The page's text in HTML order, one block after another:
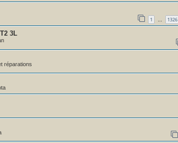
1 … 1326
3L
réparations